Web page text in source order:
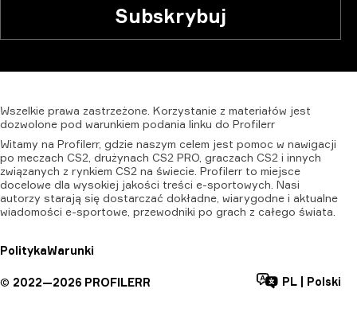
Subskrybuj
Wszelkie prawa zastrzeżone. Korzystanie z materiałów jest
dozwolone pod warunkiem podania linku do Profilerr
Witamy na Profilerr, gdzie naszym celem jest pomoc w nawigacji
po meczach CS2, drużynach CS2 PRO, graczach CS2 i innych
związanych z rynkiem CS2 na świecie. Profilerr to miejsce
docelowe dla wysokiej jakości treści e-sportowych. Nasi
autorzy starają się dostarczać dokładne, wiarygodne i aktualne
wiadomości e-sportowe, przewodniki po grach z całego świata.
PolitykaWarunki
© 2022—2026 PROFILERR PL Polski